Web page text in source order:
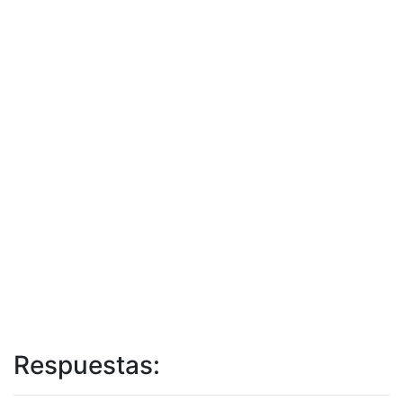
Respuestas: